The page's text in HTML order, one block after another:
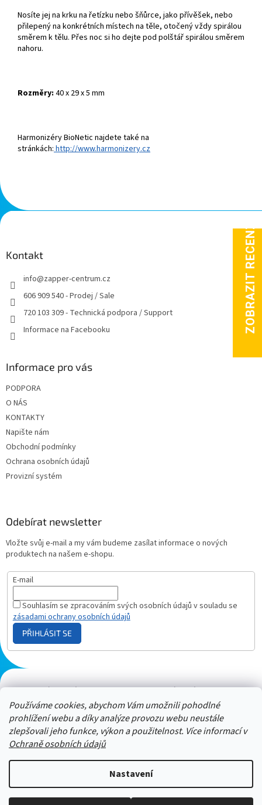
Používáme cookies, abychom Vám umožnili pohodlné
prohlížení webu a díky analýze provozu webu neustále
zlepšovali jeho funkce, výkon a použitelnost. Více informací v
Ochraně osobních údajů
Nastavení
Nosíte jej na krku na řetízku nebo šňůrce, jako přívěšek, nebo
přilepený na konkrétních místech na těle, otočený vždy spirálou
směrem k tělu. Přes noc si ho dejte pod polštář spirálou směrem
nahoru.
Rozměry: 40 x 29 x 5 mm
Harmonizéry BioNetic najdete také na
stránkách:http://www.harmonizery.cz
Z
á
Kontakt
info@zapper-centrum.cz
606 909 540 - Prodej / Sale
720 103 309 - Technická podpora / Support
Informace na Facebooku
Informace pro vás
PODPORA
O NÁS
KONTAKTY
Napište nám
Obchodní podmínky
Ochrana osobních údajů
Provizní systém
Odebírat newsletter
Vložte svůj e-mail a my vám budeme zasílat informace o nových
produktech na našem e-shopu.
E-mail
Souhlasím se zpracováním svých osobních údajů v souladu se
zásadami ochrany osobních údajů
PŘIHLÁSIT SE
Plazmový generátor.cz Heureka - hodnocení Solárne panely.sk
Parasite zapper